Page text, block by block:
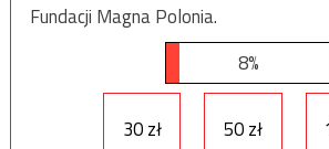
Fundacji Magna Polonia.
8%
30 zł 50 zł